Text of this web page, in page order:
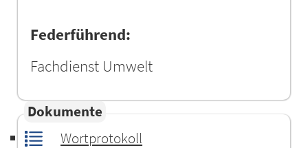
Federführend:
Fachdienst Umwelt
Dokumente
Wortprotokoll